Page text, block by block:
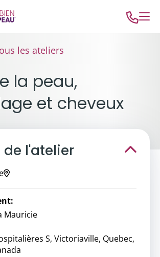
les ateliers
la peau,
et cheveux
de l'atelier
Mauricie
S, Victoriaville, Quebec,